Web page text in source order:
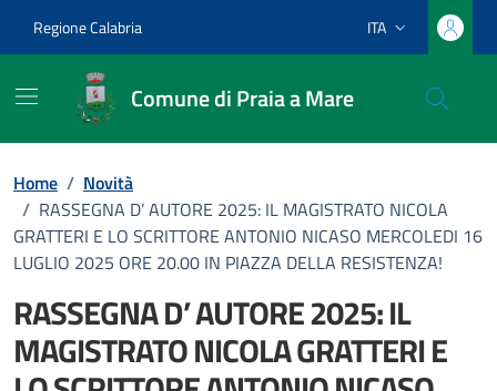
Regione Calabria Lingua attiva:
ITA
Comune di Praia a Mare
Home / Novità
/ RASSEGNA D’ AUTORE 2025: IL MAGISTRATO NICOLA
GRATTERI E LO SCRITTORE ANTONIO NICASO MERCOLEDI 16
LUGLIO 2025 ORE 20.00 IN PIAZZA DELLA RESISTENZA!
RASSEGNA D’ AUTORE 2025: IL
MAGISTRATO NICOLA GRATTERI E